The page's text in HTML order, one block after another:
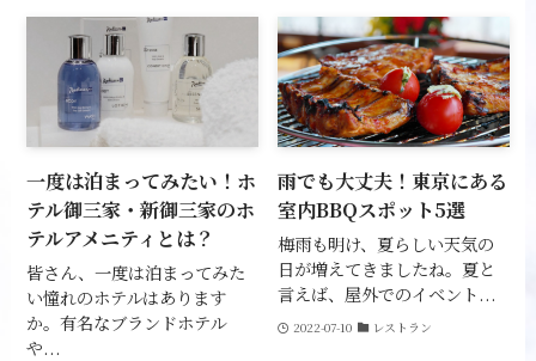
一度は泊まってみたい！ホ
テル御三家・新御三家のホ
テルアメニティとは？
皆さん、一度は泊まってみた
い憧れのホテルはあります
か。有名なブランドホテル
や...
雨でも大丈夫！東京にある
室内BBQスポット5選
梅雨も明け、夏らしい天気の
日が増えてきましたね。夏と
言えば、屋外でのイベント...
2022-07-10 レストラン